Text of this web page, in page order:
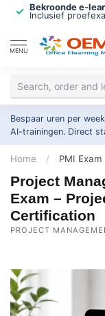
Bekroonde e-
Inclusief
MENU
Bespaar uren per
AI-trainingen. Direct
Home / PMI
Project
Exam –
Certification
PROJECT